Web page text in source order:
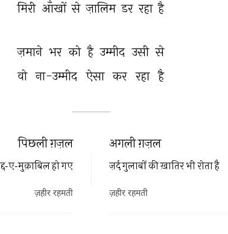
मिरी आँखों से ज़ालिम डर रहा है
ज़माने भर को है उम्मीद उसी से
वो ना-उम्मीद ऐसा कर रहा है
अगली ग़ज़ल
ज़र्द गुलाबों की ख़ातिर भी रोता है
ज़हीर रहमती
पिछली ग़ज़ल
ए-मुक़ाबिल हो गए
ज़हीर रहमती